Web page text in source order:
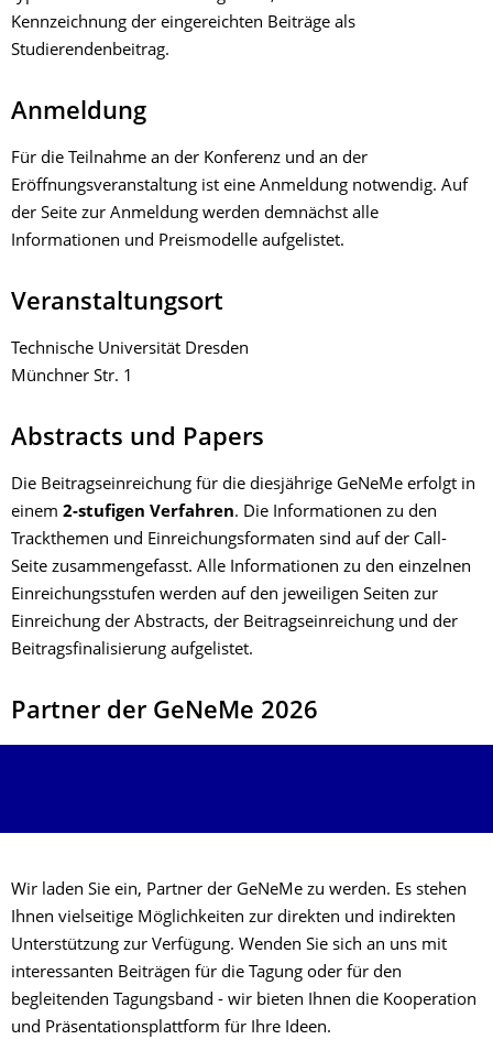
Kennzeichnung der eingereichten Beiträge als
Studierendenbeitrag.
Anmeldung
Für die Teilnahme an der Konferenz und an der
Eröffnungsveranstaltung ist eine Anmeldung notwendig. Auf
der Seite zur Anmeldung werden demnächst alle
Informationen und Preismodelle aufgelistet.
Veranstaltungsort
Technische Universität Dresden
Münchner Str. 1
Abstracts und Papers
Die Beitragseinreichung für die diesjährige GeNeMe erfolgt in
einem 2-stufigen Verfahren. Die Informationen zu den
Trackthemen und Einreichungsformaten sind auf der Call-
Seite zusammengefasst. Alle Informationen zu den einzelnen
Einreichungsstufen werden auf den jeweiligen Seiten zur
Einreichung der Abstracts, der Beitragseinreichung und der
Beitragsfinalisierung aufgelistet.
Partner der GeNeMe 2026
Wir laden Sie ein, Partner der GeNeMe zu werden. Es stehen
Ihnen vielseitige Möglichkeiten zur direkten und indirekten
Unterstützung zur Verfügung. Wenden Sie sich an uns mit
interessanten Beiträgen für die Tagung oder für den
begleitenden Tagungsband - wir bieten Ihnen die Kooperation
und Präsentationsplattform für Ihre Ideen.